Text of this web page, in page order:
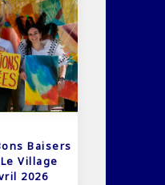
Baisers
Le Village
2026